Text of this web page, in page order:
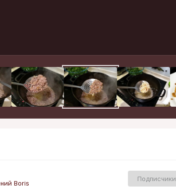
Boris
Подписчики